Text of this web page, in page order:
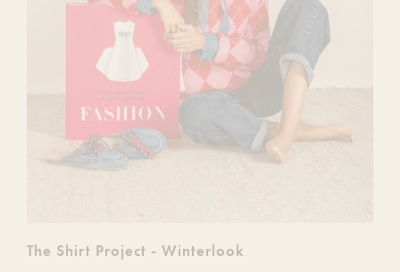
The Shirt Project - Winterlook